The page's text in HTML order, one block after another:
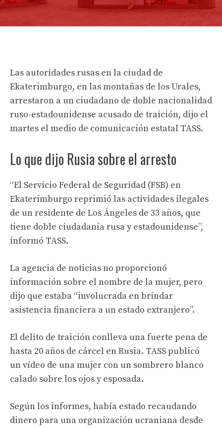
Las autoridades rusas en la ciudad de
Ekaterimburgo, en las montañas de los Urales,
arrestaron a un ciudadano de doble nacionalidad
ruso-estadounidense acusado de traición, dijo el
martes el medio de comunicación estatal TASS.
Lo que dijo Rusia sobre el arresto
“El Servicio Federal de Seguridad (FSB) en
Ekaterimburgo reprimió las actividades ilegales
de un residente de Los Ángeles de 33 años, que
tiene doble ciudadanía rusa y estadounidense”,
informó TASS.
La agencia de noticias no proporcionó
información sobre el nombre de la mujer, pero
dijo que estaba “involucrada en brindar
asistencia financiera a un estado extranjero”.
El delito de traición conlleva una fuerte pena de
hasta 20 años de cárcel en Rusia. TASS publicó
un vídeo de una mujer con un sombrero blanco
calado sobre los ojos y esposada.
Según los informes, había estado recaudando
dinero para una organización ucraniana desde